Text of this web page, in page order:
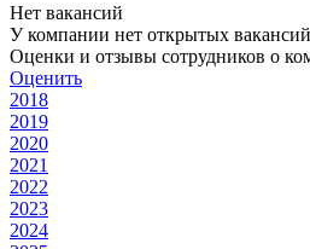
Нет вакансий
У компании нет открытых вакансий
Оценки и отзывы сотрудников о
Оценить
2018
2019
2020
2021
2022
2023
2024